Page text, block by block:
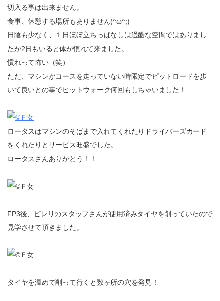
切入る事は出来ません。
食事、休憩する場所もありません(^ω^;)
日陰も少なく、１日ほぼ立ちっぱなしは過酷な空間ではありまし
たが2日もいると体が慣れて来ました。
慣れって怖い（笑）
ただ、マシンがコースを走っていない時限定でピットロードを歩
いて良いとの事でピットウォーク何回もしちゃいました！
ロータスはマシンのそばまで入れてくれたりドライバーズカード
をくれたりとサービス旺盛でした。
ロータスさんありがとう！！
FP3後、ピレリのスタッフさんが使用済みタイヤを削っていたので
見学させて頂きました。
タイヤを温めて削って行くと数ヶ所の穴を発見！